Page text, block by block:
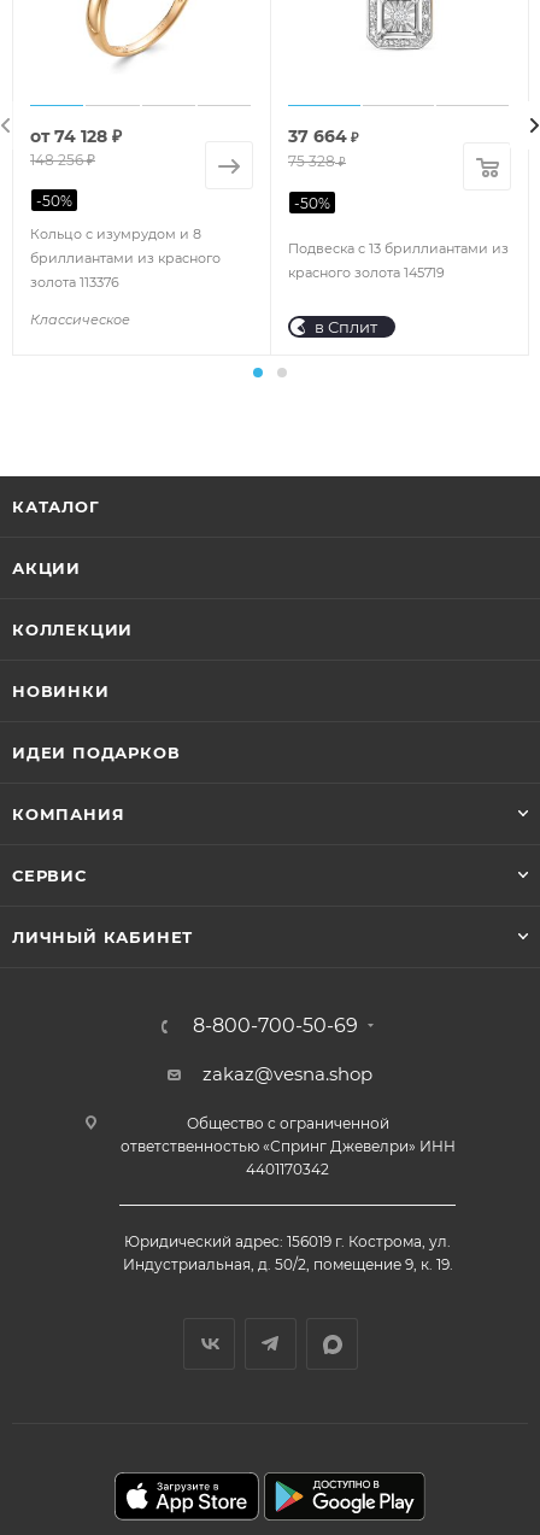
Кольцо с изумрудом и 8
бриллиантами из красного
золота 113376
Классическое
от74 128 ₽
148 256 ₽
-50%
Подвеска с 13 бриллиантами из
красного золота 145719
37 664 ₽
75 328₽
-50%
в Сплит
КАТАЛОГ
АКЦИИ
КОЛЛЕКЦИИ
НОВИНКИ
ИДЕИ ПОДАРКОВ
КОМПАНИЯ
СЕРВИС
ЛИЧНЫЙ КАБИНЕТ
8-800-700-50-69
zakaz@vesna.shop
Общество с ограниченной
ответственностью «Спринг Джевелри» ИНН
4401170342
Юридический адрес: 156019 г. Кострома, ул.
Индустриальная, д. 50/2, помещение 9, к. 19.